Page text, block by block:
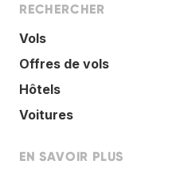
RECHERCHER
Vols
Offres de vols
Hôtels
Voitures
EN SAVOIR PLUS